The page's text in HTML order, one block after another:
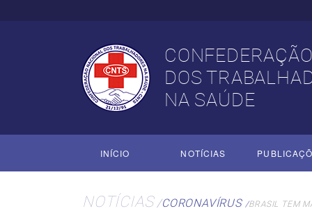
DOS
NA SAÚDE
INÍCIO NOTÍCIAS
NOTÍCIAS CORONAVÍRUS BRASIL TEM